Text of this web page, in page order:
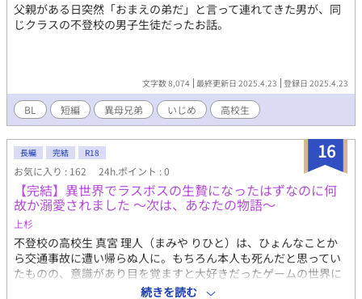
父親がある日突然「おまえの弟だ」と言って連れてきた男が、同
じクラスの不登校の男子生徒だったお話。
文字数 8,074 最終更新日 2025.4.23 登録日 2025.4.23
BL 短編 異母兄弟 いじめ 高校生
16
長編 完結 R18
お気に入り : 162 24h.ポイント : 0
【完結】異世界でラスボスの生贄になったはずなのに何
故か溺愛されました ～次は、あなたの物語～
上杉
不登校の高校生 真宮 理人（まみや りひと）は、ひょんなことか
ら交通事故に遭い帰らぬ人に。もちろん本人も死んだと思ってい
たものの、意識があり目を覚ますと大好きだったゲームの世界に
転生していた！しかし、そこで待ち構えていたのは憧れの主人公
続きを読む